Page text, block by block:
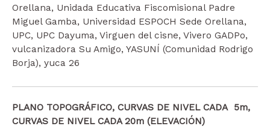
Orellana, Unidada Educativa Fiscomisional Padre
Miguel Gamba, Universidad ESPOCH Sede Orellana,
UPC, UPC Dayuma, Virguen del cisne, Vivero GADPo,
vulcanizadora Su Amigo, YASUNÍ (Comunidad Rodrigo
Borja), yuca 26
PLANO TOPOGRÁFICO, CURVAS DE NIVEL CADA 5m,
CURVAS DE NIVEL CADA 20m (ELEVACIÓN)